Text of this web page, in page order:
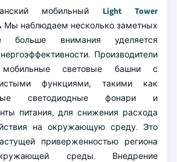
мобильный Light Tower
Мы наблюдаем несколько заметных
больше внимания уделяется
Производители
мобильные световые башни с
функциями, такими как
светодиодные фонари и
питания, для снижения расхода
на окружающую среду. Это
приверженностью региона
среды. Внедрение